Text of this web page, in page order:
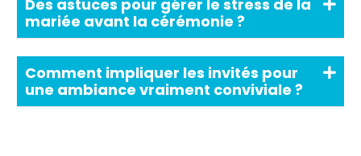
Des astuces pour gérer le stress de la
mariée avant la cérémonie ?
Comment impliquer les invités pour
une ambiance vraiment conviviale ?